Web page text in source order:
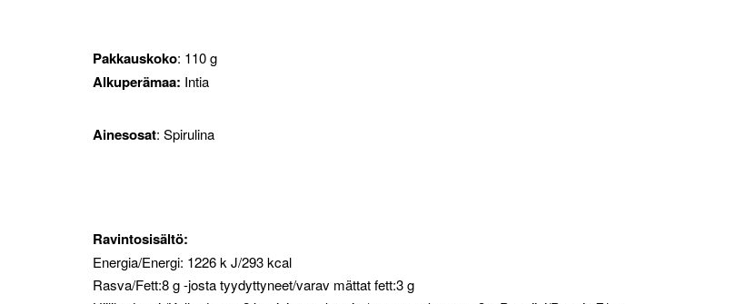
Pakkauskoko: 110 g
Alkuperämaa: Intia
Ainesosat: Spirulina
Ravintosisältö:
Energia/Energi: 1226 k J/293 kcal
Rasva/Fett:8 g -josta tyydyttyneet/varav mättat fett:3 g